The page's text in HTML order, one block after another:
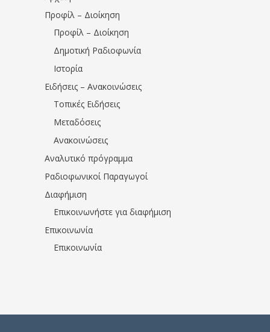
Προφίλ – Διοίκηση
Προφίλ – Διοίκηση
Δημοτική Ραδιοφωνία
Ιστορία
Ειδήσεις – Ανακοινώσεις
Τοπικές Ειδήσεις
Μεταδόσεις
Ανακοινώσεις
Αναλυτικό πρόγραμμα
Ραδιοφωνικοί Παραγωγοί
Διαφήμιση
Επικοινωνήστε για διαφήμιση
Επικοινωνία
Επικοινωνία